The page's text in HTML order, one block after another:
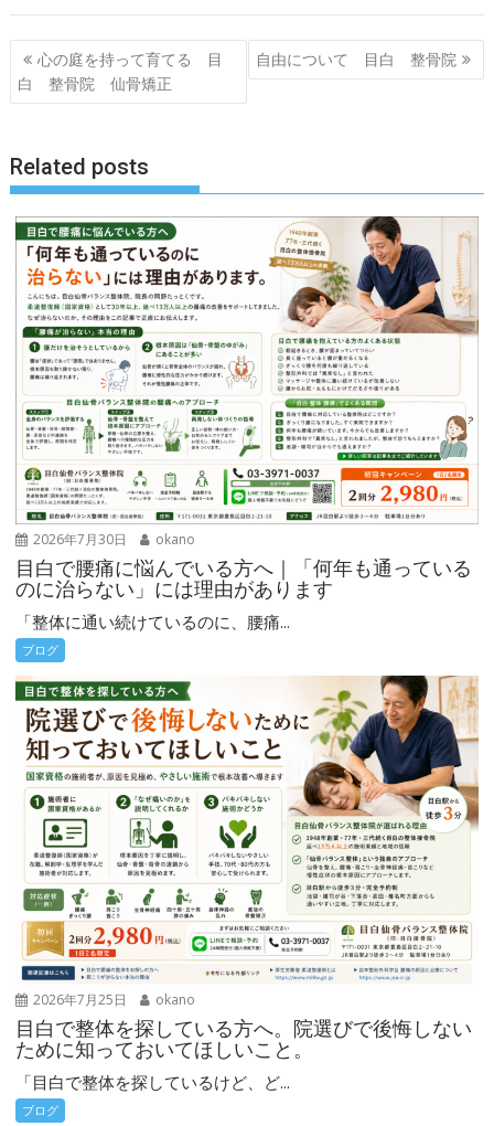
投
稿
ナ
ゲ
ー
シ
ョ
ン
心の庭を持って育てる 目
白 整骨院 仙骨矯正
自由について 目白 整骨院
Related posts
2026年7月30日 okano
目白で腰痛に悩んでいる方へ｜「何年も通っている
のに治らない」には理由があります
「整体に通い続けているのに、腰痛...
ブログ
2026年7月25日 okano
目白で整体を探している方へ。院選びで後悔しない
ために知っておいてほしいこと。
「目白で整体を探しているけど、ど...
ブログ